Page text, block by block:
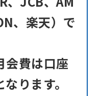
、楽天）で
費は口座
ります。
Automatic